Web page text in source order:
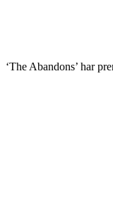
‘The Abandons’ har